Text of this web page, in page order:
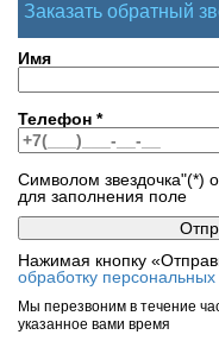
Заказать обратный
Имя
Телефон *
Символом звездочка"(*)
для заполнения поле
Нажимая кнопку
обработку
Мы перезвоним в течение
указанное вами время